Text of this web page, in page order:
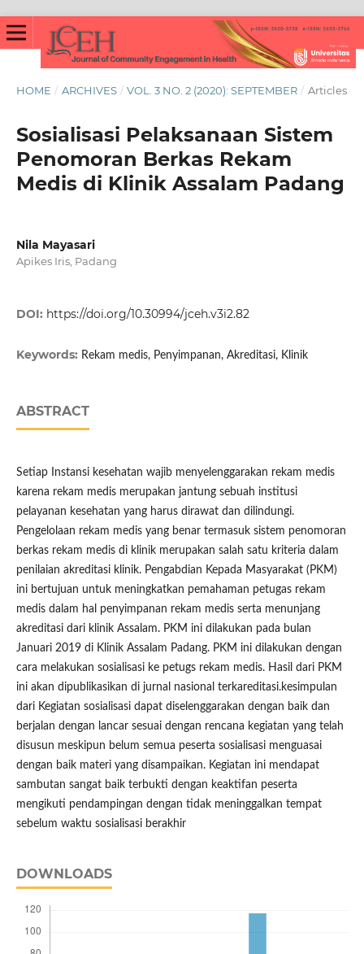
HOME / ARCHIVES / VOL. 3 NO. 2 (2020): SEPTEMBER / Articles
Sosialisasi Pelaksanaan Sistem
Penomoran Berkas Rekam
Medis di Klinik Assalam Padang
Nila Mayasari
Apikes Iris, Padang
DOI: https://doi.org/10.30994/jceh.v3i2.82
Keywords: Rekam medis, Penyimpanan, Akreditasi, Klinik
ABSTRACT
Setiap Instansi kesehatan wajib menyelenggarakan rekam medis
karena rekam medis merupakan jantung sebuah institusi
pelayanan kesehatan yang harus dirawat dan dilindungi.
Pengelolaan rekam medis yang benar termasuk sistem penomoran
berkas rekam medis di klinik merupakan salah satu kriteria dalam
penilaian akreditasi klinik. Pengabdian Kepada Masyarakat (PKM)
ini bertujuan untuk meningkatkan pemahaman petugas rekam
medis dalam hal penyimpanan rekam medis serta menunjang
akreditasi dari klinik Assalam. PKM ini dilakukan pada bulan
Januari 2019 di Klinik Assalam Padang. PKM ini dilakukan dengan
cara melakukan sosialisasi ke petugs rekam medis. Hasil dari PKM
ini akan dipublikasikan di jurnal nasional terkareditasi.kesimpulan
dari Kegiatan sosialisasi dapat diselenggarakan dengan baik dan
berjalan dengan lancar sesuai dengan rencana kegiatan yang telah
disusun meskipun belum semua peserta sosialisasi menguasai
dengan baik materi yang disampaikan. Kegiatan ini mendapat
sambutan sangat baik terbukti dengan keaktifan peserta
mengikuti pendampingan dengan tidak meninggalkan tempat
sebelum waktu sosialisasi berakhir
DOWNLOADS